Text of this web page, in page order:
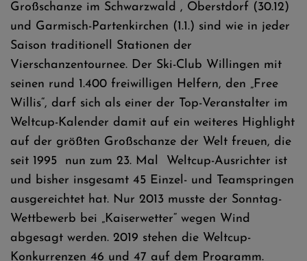
Großschanze im Schwarzwald , Oberstdorf (30.12)
und Garmisch-Partenkirchen (1.1.) sind wie in jeder
Saison traditionell Stationen der
Vierschanzentournee. Der Ski-Club Willingen mit
seinen rund 1.400 freiwilligen Helfern, den „Free
Willis“, darf sich als einer der Top-Veranstalter im
Weltcup-Kalender damit auf ein weiteres Highlight
auf der größten Großschanze der Welt freuen, die
seit 1995 nun zum 23. Mal Weltcup-Ausrichter ist
und bisher insgesamt 45 Einzel- und Teamspringen
ausgereichtet hat. Nur 2013 musste der Sonntag-
Wettbewerb bei „Kaiserwetter“ wegen Wind
abgesagt werden. 2019 stehen die Weltcup-
Konkurrenzen 46 und 47 auf dem Programm.